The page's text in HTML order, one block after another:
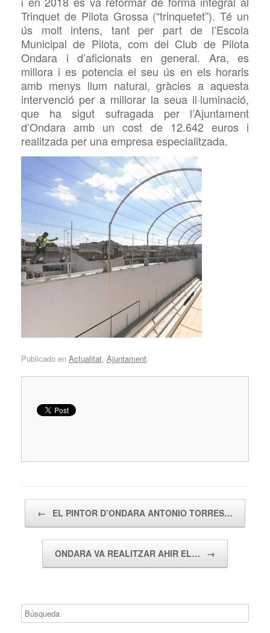
Trinquet de Pilota Grossa (“trinquetet”). Té un
ús molt intens, tant per part de l’Escola
Municipal de Pilota, com del Club de Pilota
Ondara i d’aficionats en general. Ara, es
millora i es potencia el seu ús en els horaris
amb menys llum natural, gràcies a aquesta
intervenció per a millorar la seua il·luminació,
que ha sigut sufragada per l’Ajuntament
d’Ondara amb un cost de 12.642 euros i
realitzada per una empresa especialitzada.
Publicado en Actualitat, Ajuntament.
← EL PINTOR D’ONDARA ANTONIO TORRES…
ONDARA VA REALITZAR AHIR EL… →